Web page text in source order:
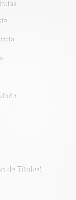
de Títulos)